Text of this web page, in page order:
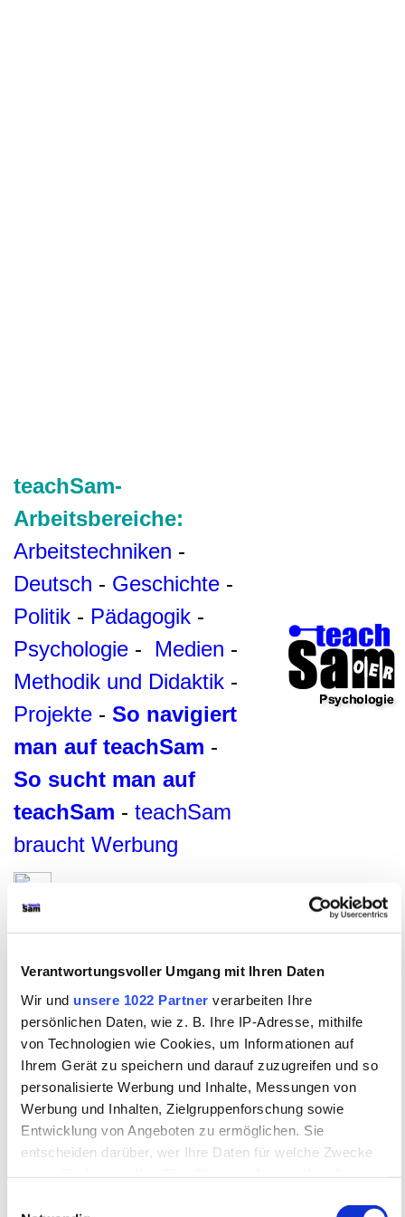
Verantwortungsvoller Umgang mit Ihren Daten
Wir und unsere 1022 Partner verarbeiten Ihre
persönlichen Daten, wie z. B. Ihre IP-Adresse, mithilfe
von Technologien wie Cookies, um Informationen auf
Ihrem Gerät zu speichern und darauf zuzugreifen und so
personalisierte Werbung und Inhalte, Messungen von
Werbung und Inhalten, Zielgruppenforschung sowie
Entwicklung von Angeboten zu ermöglichen. Sie
entscheiden darüber, wer Ihre Daten für welche Zwecke
teachSam-
Arbeitsbereiche:
Arbeitstechniken -
Deutsch - Geschichte -
Politik - Pädagogik -
Psychologie - Medien -
Methodik und Didaktik -
Projekte - So navigiert
man auf teachSam -
So sucht man auf
teachSam - teachSam
braucht Werbung
Abwehrmechanismen des Ichs
Persönlichkeitspsychologie–
von Sigmund Freud
PSYCHOLOGIE
Glossar Entwicklungspsychologie
PERSÖNLICHKEITSPSYCHOLOGIE ▪ Überblick▪ Theorien
des Selbst ▪ ALLGEMEINE THEORIE DER
PERSÖNLICHKEIT VON SIGMUND FREUD▪ Überblick
Entwicklung der Persönlichkeit ▪ Strukturmodell der
ABWEHRMECHANISMEN DES ICHS▪ Überblick▪